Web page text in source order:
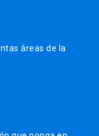
áreas de la